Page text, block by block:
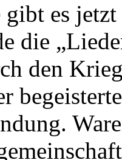
gibt es
die
den